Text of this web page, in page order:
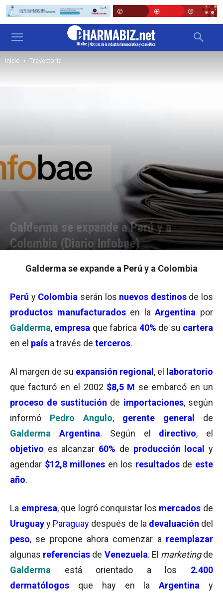
Inicio Trayectoria
Galderma se expande a Perú y a
Colombia (Diario Infobae)
Galderma se expande a Perú y a Colombia
Perú y Colombia serán los nuevos destinos de los
productos manufacturadosen laArgentina por
Galderma, empresa que fabrica 40% de su cartera
en el país a través de terceros.
Al margen de su expansión regional , el
laboratorio
que facturó en el 2002 $8,5 M se embarcó en un
proceso de sustitución de importaciones, según
informó Pedro Angulo, gerente general
de
Galderma
Argentina. Según el directivo, el
objetivo es alcanzar 60% de producción local
y
agendar $12,8 millones en los resultados de este
año.
La empresa, que logró conquistar los mercados de
Uruguayy Paraguay después de la devaluación del
peso, se propone ahora comenzar a reemplazar
algunas referencias de Venezuela. El marketingde
Galderma
está orientado a los 2.400
dermatólogos que hay en laArgentinay